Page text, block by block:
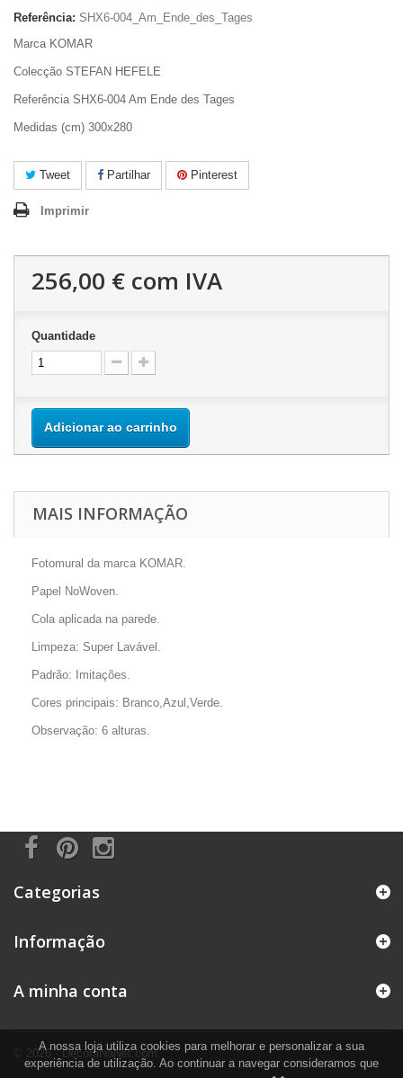
Referência: SHX6-004_Am_Ende_des_Tages
Marca KOMAR
Colecção STEFAN HEFELE
Referência SHX6-004 Am Ende des Tages
Medidas (cm) 300x280
Tweet Partilhar Pinterest
Imprimir
256,00 € com IVA
Quantidade
Adicionar ao carrinho
MAIS INFORMAÇÃO
Fotomural da marca KOMAR.
Papel NoWoven.
Cola aplicada na parede.
Limpeza: Super Lavável.
Padrão: Imitações.
Cores principais: Branco,Azul,Verde.
Observação: 6 alturas.
Categorias
Informação
© 2026 - DecoraNaNet.com
A minha conta
A nossa loja utiliza cookies para melhorar e personalizar a sua
experiência de utilização. Ao continuar a navegar consideramos que